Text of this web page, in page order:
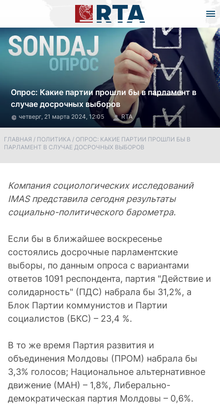
Опрос: Какие партии прошли бы в парламент в
случае досрочных выборов
четверг, 21 марта 2024, 12:05 RTA
ГЛАВНАЯ / ПОЛИТИКА / ОПРОС: КАКИЕ ПАРТИИ ПРОШЛИ БЫ В
ПАРЛАМЕНТ В СЛУЧАЕ ДОСРОЧНЫХ ВЫБОРОВ
Компания социологических исследований
IMAS представила сегодня результаты
социально-политического барометра.
Если бы в ближайшее воскресенье
состоялись досрочные парламентские
выборы, по данным опроса с вариантами
ответов 1091 респондента, партия "Действие и
солидарность" (ПДС) набрала бы 31,2%, а
Блок Партии коммунистов и Партии
социалистов (БКС) – 23,4 %.
В то же время Партия развития и
объединения Молдовы (ПРОМ) набрала бы
3,3% голосов; Национальное альтернативное
движение (МАН) – 1,8%, Либерально-
демократическая партия Молдовы – 0,6%.